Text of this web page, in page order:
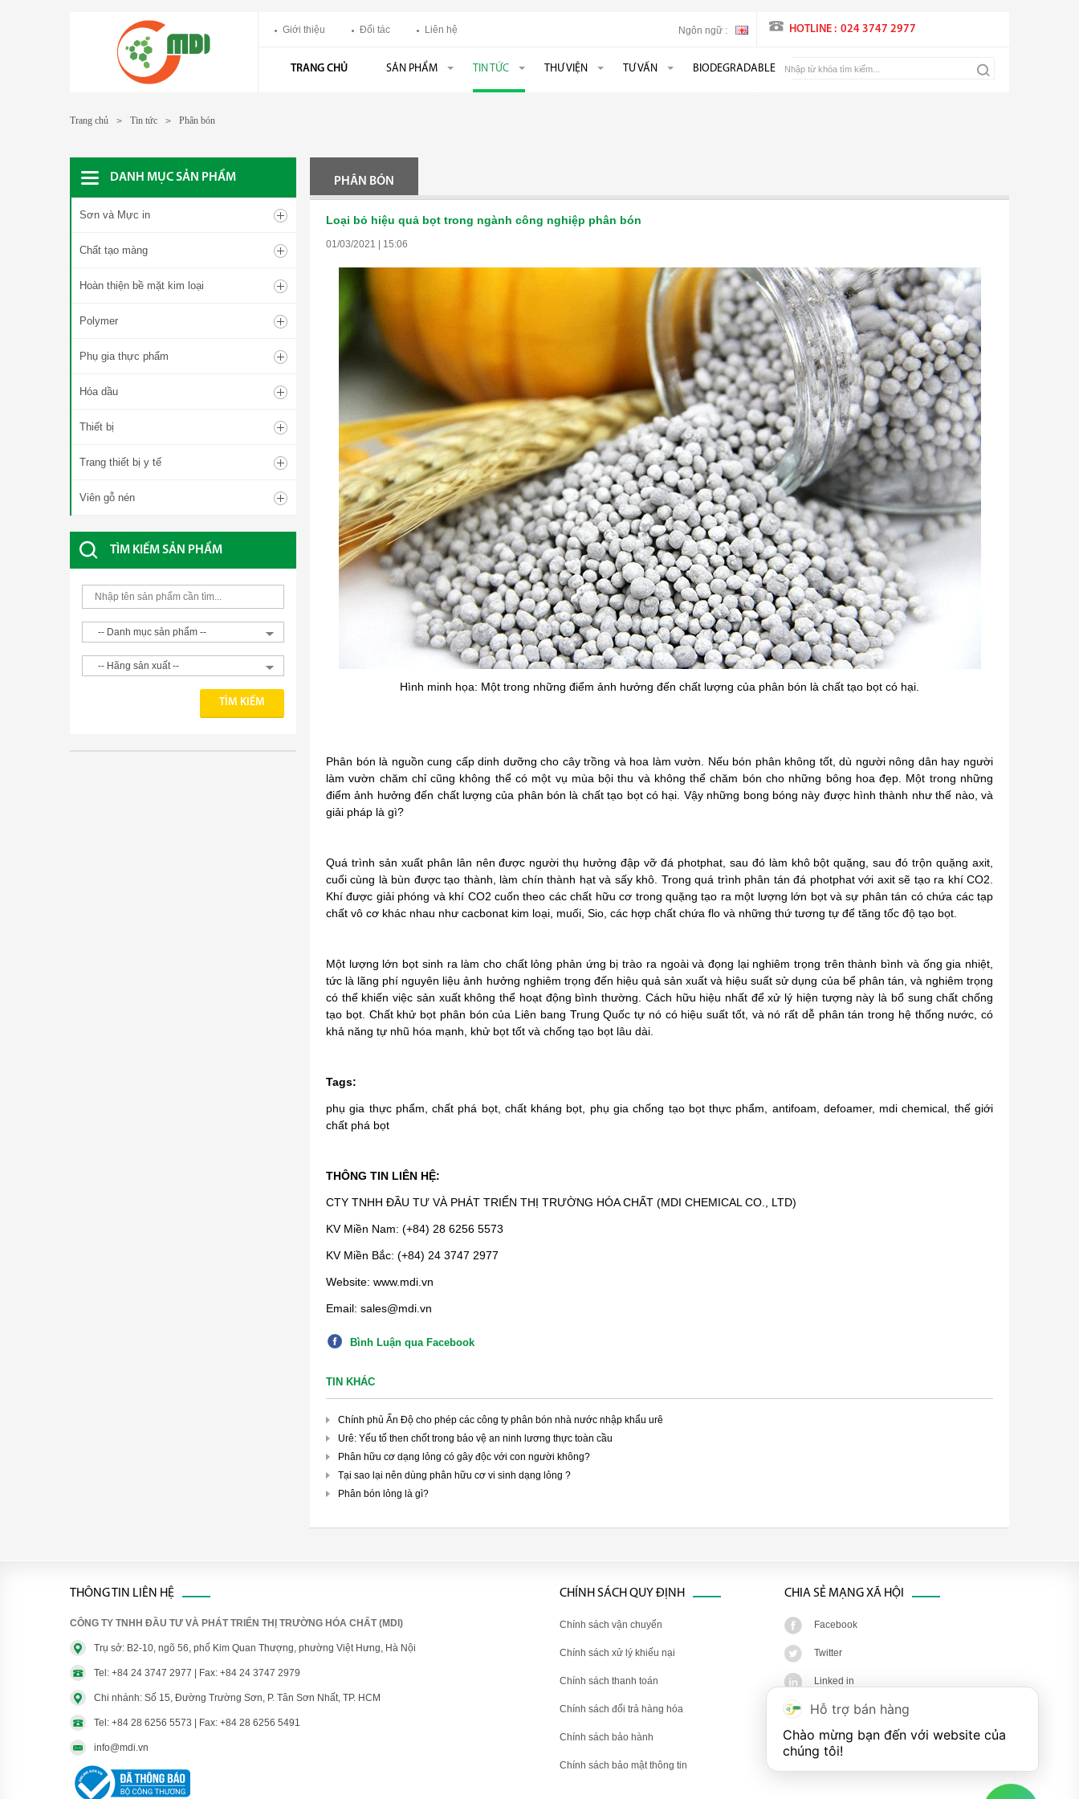
Giới thiệu Đối tác Liên hệ Ngôn ngữ : HOTLINE : 024 3747 2977
TRANG CHỦ SẢN PHẨM TIN TỨC THƯ VIỆN TƯ VẤN BIODEGRADABLE
Trang chủ > Tin tức > Phân bón
DANH MỤC SẢN PHẨM
Sơn và Mực in
Chất tạo màng
Hoàn thiện bề mặt kim loại
Polymer
Phụ gia thực phẩm
Hóa dầu
Thiết bị
Trang thiết bị y tế
Viên gỗ nén
TÌM KIẾM SẢN PHẨM
PHÂN BÓN
Loại bỏ hiệu quả bọt trong ngành công nghiệp phân bón
01/03/2021 | 15:06
Hình minh họa: Một trong những điểm ảnh hưởng đến chất lượng của phân bón là chất tạo bọt có hại.
Phân bón là nguồn cung cấp dinh dưỡng cho cây trồng và hoa làm vườn. Nếu bón phân không tốt, dù người nông dân hay người
làm vườn chăm chỉ cũng không thể có một vụ mùa bội thu và không thể chăm bón cho những bông hoa đẹp. Một trong những
điểm ảnh hưởng đến chất lượng của phân bón là chất tạo bọt có hại. Vậy những bong bóng này được hình thành như thế nào, và
giải pháp là gì?
Quá trình sản xuất phân lân nên được người thụ hưởng đập vỡ đá photphat, sau đó làm khô bột quặng, sau đó trộn quặng axit,
cuối cùng là bùn được tạo thành, làm chín thành hạt và sấy khô. Trong quá trình phân tán đá photphat với axit sẽ tạo ra khí CO2.
Khí được giải phóng và khí CO2 cuốn theo các chất hữu cơ trong quặng tạo ra một lượng lớn bọt và sự phân tán có chứa các tạp
chất vô cơ khác nhau như cacbonat kim loại, muối, Sio, các hợp chất chứa flo và những thứ tương tự để tăng tốc độ tạo bọt.
Một lượng lớn bọt sinh ra làm cho chất lỏng phản ứng bị trào ra ngoài và đọng lại nghiêm trọng trên thành bình và ống gia nhiệt,
tức là lãng phí nguyên liệu ảnh hưởng nghiêm trọng đến hiệu quả sản xuất và hiệu suất sử dụng của bể phân tán, và nghiêm trọng
có thể khiến việc sản xuất không thể hoạt động bình thường. Cách hữu hiệu nhất để xử lý hiện tượng này là bổ sung chất chống
tạo bọt. Chất khử bọt phân bón của Liên bang Trung Quốc tự nó có hiệu suất tốt, và nó rất dễ phân tán trong hệ thống nước, có
khả năng tự nhũ hóa mạnh, khử bọt tốt và chống tạo bọt lâu dài.
Tags:
phụ gia thực phẩm, chất phá bọt, chất kháng bọt, phụ gia chống tạo bọt thực phẩm, antifoam, defoamer, mdi chemical, thế giới
chất phá bọt
THÔNG TIN LIÊN HỆ:
CTY TNHH ĐẦU TƯ VÀ PHÁT TRIỂN THỊ TRƯỜNG HÓA CHẤT (MDI CHEMICAL CO., LTD)
KV Miền Nam: (+84) 28 6256 5573
KV Miền Bắc: (+84) 24 3747 2977
Website: www.mdi.vn
Email: sales@mdi.vn
Bình Luận qua Facebook
TIN KHÁC
Chính phủ Ấn Độ cho phép các công ty phân bón nhà nước nhập khẩu urê
Urê: Yếu tố then chốt trong bảo vệ an ninh lương thực toàn cầu
Phân hữu cơ dạng lỏng có gây độc với con người không?
Tại sao lại nên dùng phân hữu cơ vi sinh dạng lỏng ?
Phân bón lỏng là gì?
THÔNG TIN LIÊN HỆ
CÔNG TY TNHH ĐẦU TƯ VÀ PHÁT TRIỂN THỊ TRƯỜNG HÓA CHẤT (MDI)
Trụ sở: B2-10, ngõ 56, phố Kim Quan Thượng, phường Việt Hưng, Hà Nội
Tel: +84 24 3747 2977 | Fax: +84 24 3747 2979
Chi nhánh: Số 15, Đường Trường Sơn, P. Tân Sơn Nhất, TP. HCM
Tel: +84 28 6256 5573 | Fax: +84 28 6256 5491
info@mdi.vn
CHIA SẺ MẠNG XÃ HỘI
Facebook
Twitter
Linked in
Google+
Youtube
CHÍNH SÁCH QUY ĐỊNH
Chính sách vận chuyển
Chính sách xử lý khiếu nại
Chính sách thanh toán
Chính sách đổi trả hàng hóa
Chính sách bảo hành
Chính sách bảo mật thông tin
Hỗ trợ bán hàng
Chào mừng bạn đến với website của
chúng tôi!